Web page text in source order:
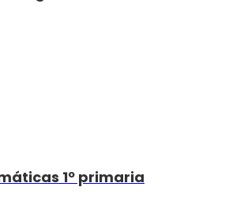
1º primaria